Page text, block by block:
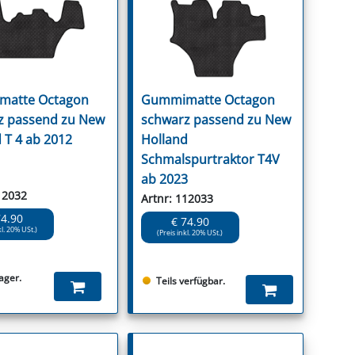
& CHEMIE
&
TANK, ÖL &
ÖLE, FETTE & ADBLUE
ZYLINDER
MUTTER
SCHEIBE
UMLENKROLLEN
STALL / HOF
WEISSELSPRITZEN
KÜHLUNG
& SCHLEIFEN
Octagon
passend zu New
4 ab 2012
20% USt.)
Gummimatte Octagon
schwarz passend zu New
Holland
Schmalspurtraktor T4V
ab 2023
Artnr: 112033
€ 74.90
(Preis inkl. 20% USt.)
Teils verfügbar.